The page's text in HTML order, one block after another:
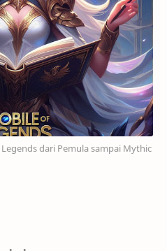
dari Pemula sampai Mythic